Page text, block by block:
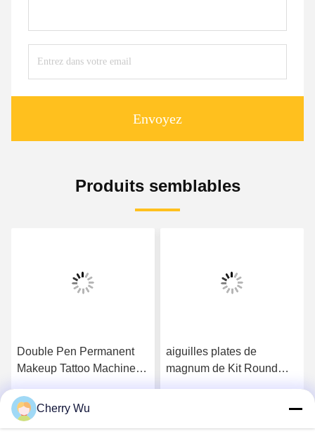
Envoyez
Produits semblables
Double Pen Permanent
Makeup Tattoo Machine
eye-liner de sourcil
Obtenez le meilleur prix
aiguilles plates de
magnum de Kit Round
Cherry Wu